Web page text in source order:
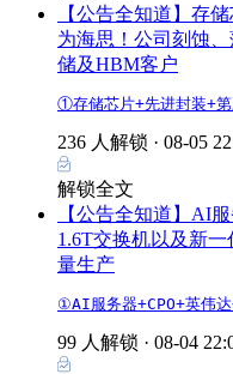
【公告全知道】存
为海思！公司刻蚀
储及HBM客户
①存储芯片+先进封装+第
236 人解锁 · 08-05
解锁全文
【公告全知道】AI
1.6T交换机以及新
量生产
①AI服务器+CPO+英伟
99 人解锁 · 08-04